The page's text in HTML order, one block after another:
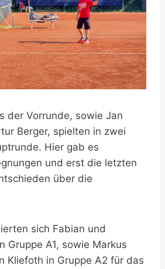
der Vorrunde, sowie Jan
Berger, spielten in zwei
Hier gab es
und erst die letzten
über die
sich Fabian und
Gruppe A1, sowie Markus
Kliefoth in Gruppe A2 für das